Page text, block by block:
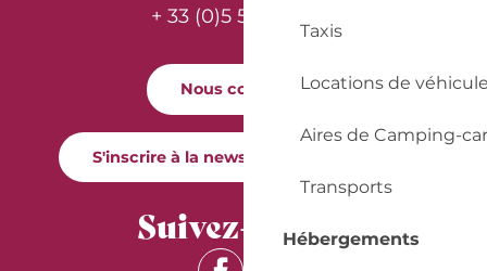
Taxis
Locations de
Aires de Camping-car
Transports
Hébergements
+ 33 (0)5 53 57 03 11
Nous contacter
S'inscrire à la newsletter Quai Cyrano
Suivez-nous !